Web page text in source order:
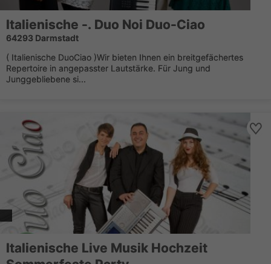
Italienische -. Duo Noi Duo-Ciao
64293 Darmstadt
( Italienische DuoCiao )Wir bieten Ihnen ein breitgefächertes
Repertoire in angepasster Lautstärke. Für Jung und
Junggebliebene si...
Italienische Live Musik Hochzeit